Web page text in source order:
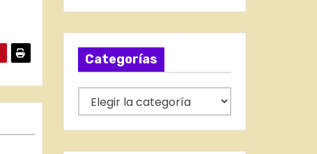
Categorías
a
t